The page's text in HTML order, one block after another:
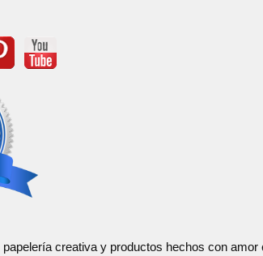
creativa y productos hechos con amor